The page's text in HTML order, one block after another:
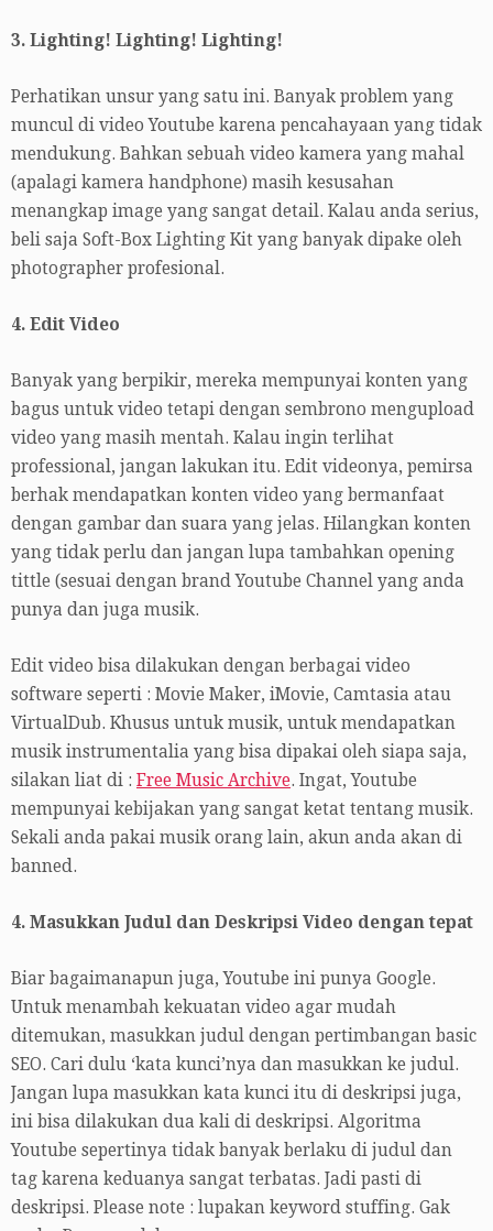
3. Lighting! Lighting! Lighting!
Perhatikan unsur yang satu ini. Banyak problem yang
muncul di video Youtube karena pencahayaan yang tidak
mendukung. Bahkan sebuah video kamera yang mahal
(apalagi kamera handphone) masih kesusahan
menangkap image yang sangat detail. Kalau anda serius,
beli saja Soft-Box Lighting Kit yang banyak dipake oleh
photographer profesional.
4. Edit Video
Banyak yang berpikir, mereka mempunyai konten yang
bagus untuk video tetapi dengan sembrono mengupload
video yang masih mentah. Kalau ingin terlihat
professional, jangan lakukan itu. Edit videonya, pemirsa
berhak mendapatkan konten video yang bermanfaat
dengan gambar dan suara yang jelas. Hilangkan konten
yang tidak perlu dan jangan lupa tambahkan opening
tittle (sesuai dengan brand Youtube Channel yang anda
punya dan juga musik.
Edit video bisa dilakukan dengan berbagai video
software seperti : Movie Maker, iMovie, Camtasia atau
VirtualDub. Khusus untuk musik, untuk mendapatkan
musik instrumentalia yang bisa dipakai oleh siapa saja,
silakan liat di : Free Music Archive. Ingat, Youtube
mempunyai kebijakan yang sangat ketat tentang musik.
Sekali anda pakai musik orang lain, akun anda akan di
banned.
4. Masukkan Judul dan Deskripsi Video dengan tepat
Biar bagaimanapun juga, Youtube ini punya Google.
Untuk menambah kekuatan video agar mudah
ditemukan, masukkan judul dengan pertimbangan basic
SEO. Cari dulu ‘kata kunci’nya dan masukkan ke judul.
Jangan lupa masukkan kata kunci itu di deskripsi juga,
ini bisa dilakukan dua kali di deskripsi. Algoritma
Youtube sepertinya tidak banyak berlaku di judul dan
tag karena keduanya sangat terbatas. Jadi pasti di
deskripsi. Please note : lupakan keyword stuffing. Gak